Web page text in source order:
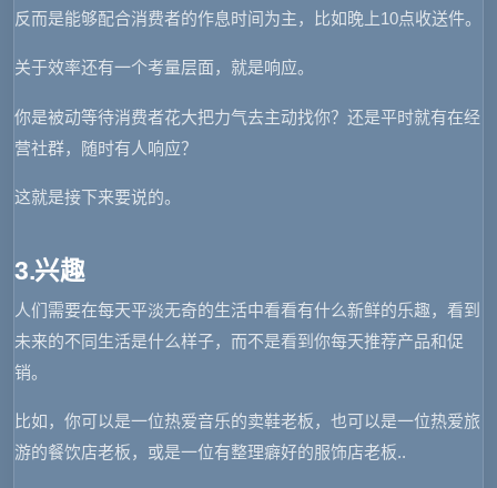
反而是能够配合消费者的作息时间为主，比如晚上10点收送件。
关于效率还有一个考量层面，就是响应。
你是被动等待消费者花大把力气去主动找你？还是平时就有在经
营社群，随时有人响应？
这就是接下来要说的。
3.兴趣
人们需要在每天平淡无奇的生活中看看有什么新鲜的乐趣，看到
未来的不同生活是什么样子，而不是看到你每天推荐产品和促
销。
比如，你可以是一位热爱音乐的卖鞋老板，也可以是一位热爱旅
游的餐饮店老板，或是一位有整理癖好的服饰店老板..